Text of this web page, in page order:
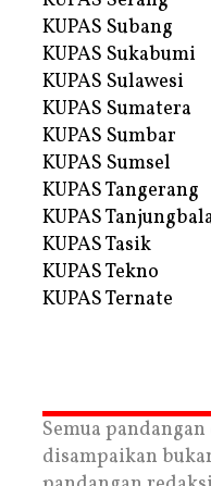
KUPAS Subang
KUPAS Sukabumi
KUPAS Sulawesi
KUPAS Sumatera
KUPAS Sumbar
KUPAS Sumsel
KUPAS Tangerang
KUPAS
KUPAS Tasik
KUPAS Tekno
KUPAS Ternate
Semua
disampaikan